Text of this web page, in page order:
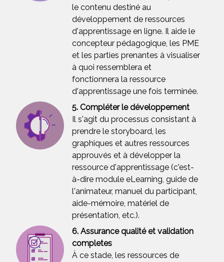
le contenu destiné au
développement de ressources
d'apprentissage en ligne. Il aide le
concepteur pédagogique, les PME
et les parties prenantes à visualiser
à quoi ressemblera et
fonctionnera la ressource
d'apprentissage une fois terminée.
5. Compléter le développement
Il s'agit du processus consistant à
prendre le storyboard, les
graphiques et autres ressources
approuvés et à développer la
ressource d'apprentissage (c'est-
à-dire module eLearning, guide de
l'animateur, manuel du participant,
aide-mémoire, matériel de
présentation, etc.).
6. Assurance qualité et validation
completes
À ce stade, les ressources de